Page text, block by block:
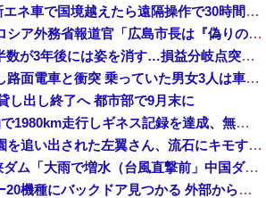
中国人のリウさん、新エネ車で国境越えたら遠隔操作で30時間ロックされる！
【平和宣言を非難】 ロシア外務省報道官「広島市長は『偽りの呪文』繰り返している」
K-POPアイドルの約半数が3年後には姿を消す…損益分岐点突破は4％未満
【鹿児島】 突然右折し路面電車と衝突 乗っていた男女3人は車を放置しダッシュで逃走中
し出し終了へ 都市部で9月末に
日産e-power、無給油で1980km走行しギネス記録を達成、無駄な発電や送電ロスなくEVよりエコを証明
【動画】 広島記念公園を追い出された左翼さん、流石にキモすぎて炎上
中国「大洪水！」三峡ダム「大雨で増水（台風直撃前」中国ダム「緊急放流！」中国鉄道「列車が走行中に流される」中国避難所「支援物資は有料です」謎の勢力「え」→
中国Zbtlink製ルーター20機種にバックドア見つかる 外部から完全制御のおそれ